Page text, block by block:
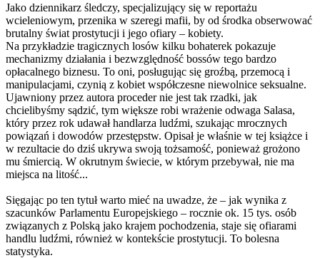
Jako dziennikarz śledczy, specjalizujący się w reportażu
wcieleniowym, przenika w szeregi mafii, by od środka obserwować
brutalny świat prostytucji i jego ofiary – kobiety.
Na przykładzie tragicznych losów kilku bohaterek pokazuje
mechanizmy działania i bezwzględność bossów tego bardzo
opłacalnego biznesu. To oni, posługując się groźbą, przemocą i
manipulacjami, czynią z kobiet współczesne niewolnice seksualne.
Ujawniony przez autora proceder nie jest tak rzadki, jak
chcielibyśmy sądzić, tym większe robi wrażenie odwaga Salasa,
który przez rok udawał handlarza ludźmi, szukając mrocznych
powiązań i dowodów przestępstw. Opisał je właśnie w tej książce i
w rezultacie do dziś ukrywa swoją tożsamość, ponieważ grożono
mu śmiercią. W okrutnym świecie, w którym przebywał, nie ma
miejsca na litość...
Sięgając po ten tytuł warto mieć na uwadze, że – jak wynika z
szacunków Parlamentu Europejskiego – rocznie ok. 15 tys. osób
związanych z Polską jako krajem pochodzenia, staje się ofiarami
handlu ludźmi, również w kontekście prostytucji. To bolesna
statystyka.